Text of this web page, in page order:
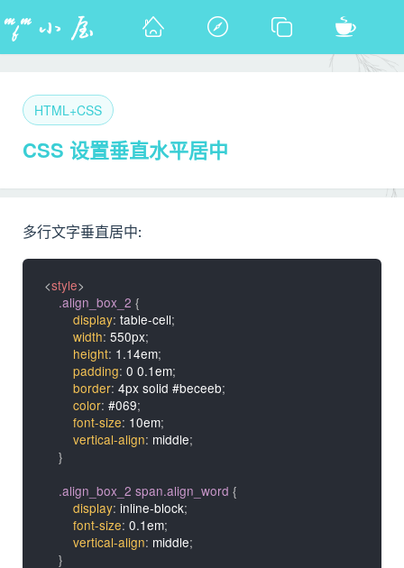
HTML+CSS
CSS 设置垂直水平居中
多行文字垂直居中:
<style>
.align_box_2 {
display: table-cell;
width: 550px;
height: 1.14em;
padding: 0 0.1em;
border: 4px solid #beceeb;
color: #069;
font-size: 10em;
vertical-align: middle;
}
.align_box_2 span.align_word {
display: inline-block;
font-size: 0.1em;
vertical-align: middle;
}